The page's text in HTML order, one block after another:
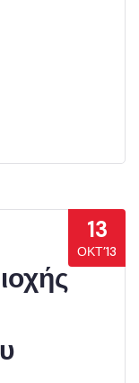
13
ΟΚΤ’13